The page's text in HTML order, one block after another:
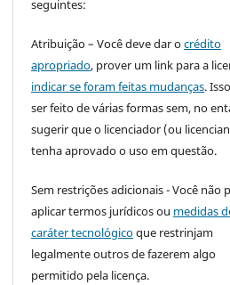
seguintes:
Atribuição – Você deve dar ocrédito
apropriado, prover um link para a
indicar se foram feitas mudanças.
ser feito de várias formas sem, no
sugerir que o licenciador (ou
tenha aprovado o uso em questão.
Sem restrições adicionais - Você não
aplicar termos jurídicos ou medidas
caráter tecnológicoque restrinjam
legalmente outros de fazerem algo
permitido pela licença.